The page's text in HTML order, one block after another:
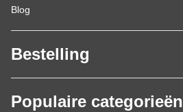
Blog
Bestelling
Populaire categorieën